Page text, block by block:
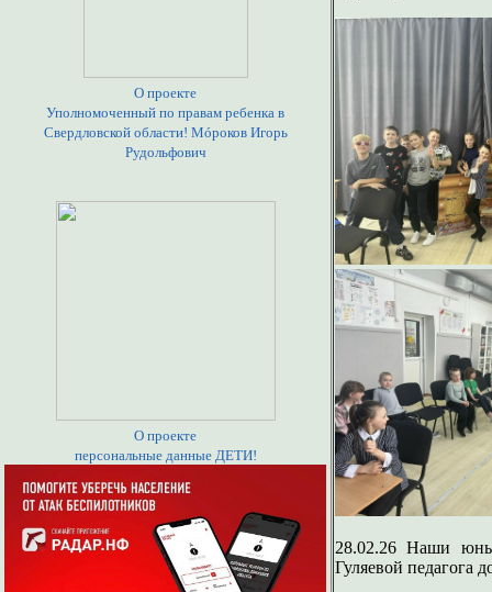
О проекте
Уполномоченный по правам ребенка в
Свердловской области! Мóроков Игорь
Рудольфович
О проекте
персональные данные ДЕТИ!
28.02.26 Наши
Гуляевой педагога